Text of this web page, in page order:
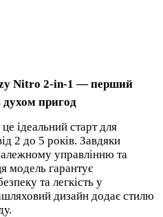
Nitro 2-in-1 — перший
духом пригод
ідеальний старт для
2 до 5 років. Завдяки
управлінню та
модель гарантує
та легкість у
дизайн додає стилю